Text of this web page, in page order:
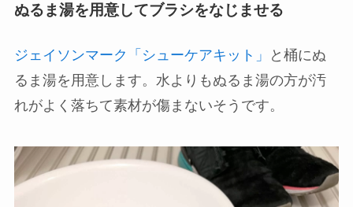
ぬるま湯を用意してブラシをなじませる
ジェイソンマーク「シューケアキット」
と桶にぬ
るま湯を用意します。水よりもぬるま湯の方が汚
れがよく落ちて素材が傷まないそうです。